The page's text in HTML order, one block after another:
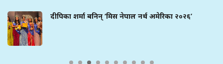
दीपिका शर्मा बनिन् ‘मिस नेपाल नर्थ अमेरिका २०२६’